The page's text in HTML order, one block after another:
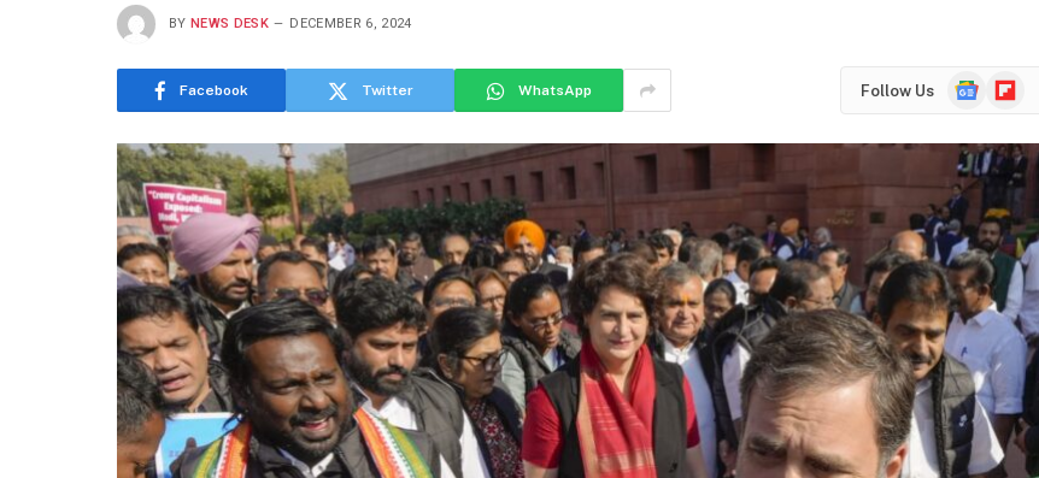
BY NEWS DESK DECEMBER 6, 2024
Facebook Twitter WhatsApp Follow Us
Google